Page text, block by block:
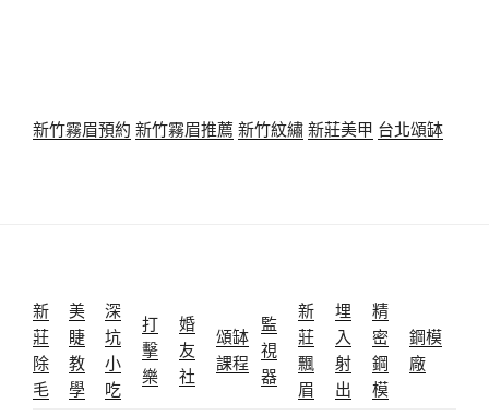
新竹霧眉預約 新竹霧眉推薦 新竹紋繡新莊美甲 台北頌缽
新
莊
除
毛
美
睫
教
學
深
坑
小
吃
打
擊
樂
婚
友
社
頌缽
課程
監
視
器
新
莊
飄
眉
埋
入
射
出
精
密
鋼
模
鋼模
廠